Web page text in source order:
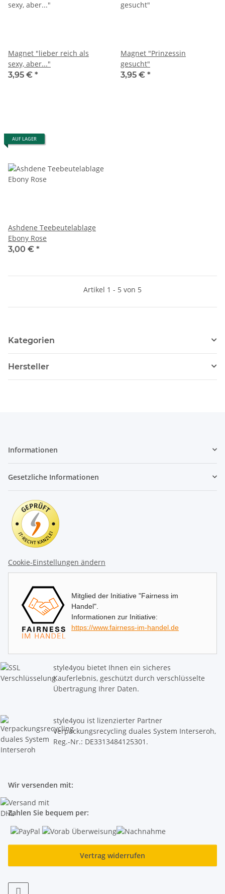
Magnet "lieber reich als
sexy, aber..."
3,95 € *
Magnet "Prinzessin
gesucht"
3,95 € *
AUF LAGER
Ashdene Teebeutelablage
Ebony Rose
3,00 € *
Artikel 1 - 5 von 5
Kategorien
Hersteller
Informationen
Gesetzliche Informationen
Cookie-Einstellungen ändern
Mitglied der Initiative "Fairness im
Handel".
Informationen zur Initiative:
https://www.fairness-im-handel.de
style4you bietet Ihnen ein sicheres
Kauferlebnis, geschützt durch verschlüsselte
Übertragung Ihrer Daten.
style4you ist lizenzierter Partner
Verpackungsrecycling duales System Interseroh,
Reg.-Nr.: DE3313484125301.
Wir versenden mit:
Zahlen Sie bequem per:
Vertrag widerrufen